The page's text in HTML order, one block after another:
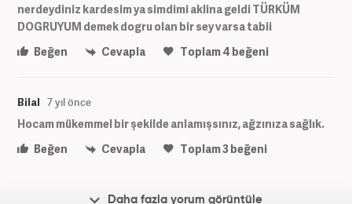
nerdeydiniz kardesim ya simdimi aklina geldi TÜRKÜM
DOGRUYUM demek dogru olan bir sey varsa tabii
Beğen
Cevapla Toplam4 beğeni
Bilal 7 yıl önce
Hocam mükemmel bir şekilde anlamışsınız, ağzınıza sağlık.
Beğen
Cevapla Toplam3beğeni
Daha fazla yorum görüntüle